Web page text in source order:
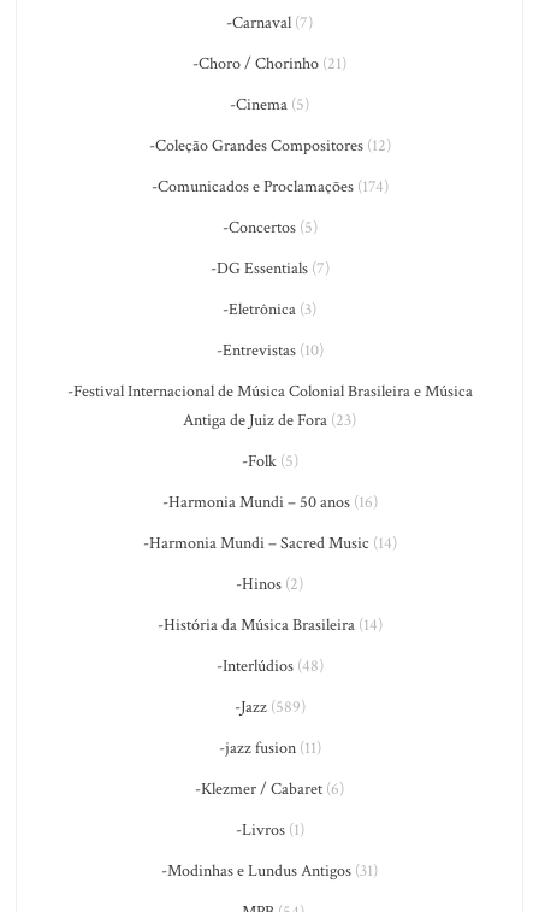
-Carnaval (7)
-Choro / Chorinho (21)
-Cinema (5)
-Coleção Grandes Compositores(12)
-Comunicados e Proclamações(174)
-Concertos(5)
-DG Essentials(7)
-Eletrônica (3)
-Entrevistas(10)
-Festival Internacional de Música Colonial Brasileira e Música
Antiga de Juiz de Fora (23)
-Folk(5)
-Harmonia Mundi – 50 anos(16)
-Harmonia Mundi – Sacred Music (14)
-Hinos (2)
-História da Música Brasileira(14)
-Interlúdios(48)
-Jazz(589)
-jazz fusion(11)
-Klezmer / Cabaret (6)
-Livros(1)
-Modinhas e Lundus Antigos (31)